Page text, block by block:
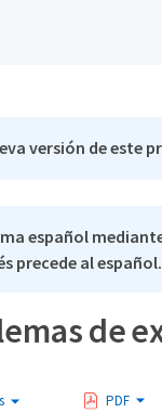
versión de este
español
precede al español.
de
PDF